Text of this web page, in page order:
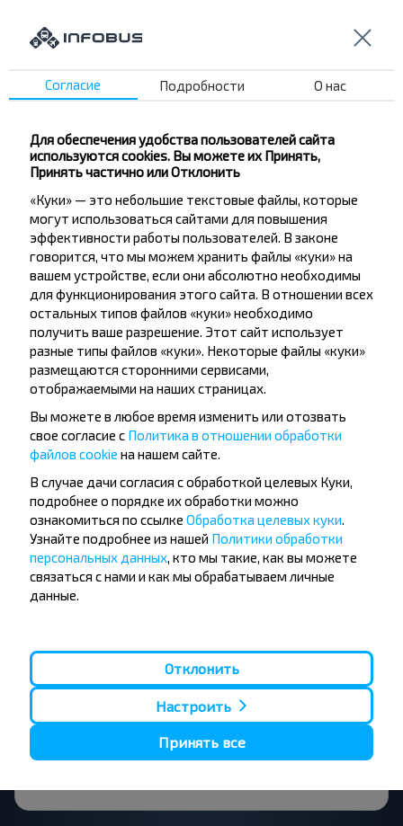
Вопрос - Ответ
Как можно забронировать билеты на
ОБЛ. Беларусь-Широкое, поворот,
Буда-Кошелевский р-н ГОМЕЛЬСКАЯ
ОБЛ.?
Существуют ли ограничения на
поездки по направлению Гомель Ав,
Широкое, поворот, Буда-
Кошелевский р-н ГОМЕЛЬСКАЯ ОБЛ.?
За сколько времени до поездки
искать билеты Гомель Ав, ГОМЕЛЬ
ГОМЕЛЬСКАЯ ОБЛ. Беларусь-
Выгоднее ехать с пересадками или
Согласие Подробности О нас
Для обеспечения удобства пользователей сайта
используются cookies. Вы можете их Принять,
Принять частично или Отклонить
«Куки» — это небольшие текстовые файлы, которые
могут использоваться сайтами для повышения
эффективности работы пользователей. В законе
говорится, что мы можем хранить файлы «куки» на
вашем устройстве, если они абсолютно необходимы
для функционирования этого сайта. В отношении всех
остальных типов файлов «куки» необходимо
получить ваше разрешение. Этот сайт использует
разные типы файлов «куки». Некоторые файлы «куки»
размещаются сторонними сервисами,
отображаемыми на наших страницах.
Вы можете в любое время изменить или отозвать
свое согласие с Политика в отношении обработки
файлов cookie на нашем сайте.
В случае дачи согласия с обработкой целевых Куки,
подробнее о порядке их обработки можно
ознакомиться по ссылке Обработка целевых куки
Узнайте подробнее из нашей Политики обработки
персональных данных , кто мы такие, как вы можете
связаться с нами и как мы обрабатываем личные
данные.
Отклонить
Настроить
Принять все